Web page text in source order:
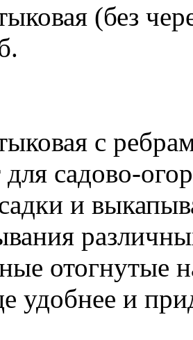
(без
с
садово-
и
отогнутые
удобнее и